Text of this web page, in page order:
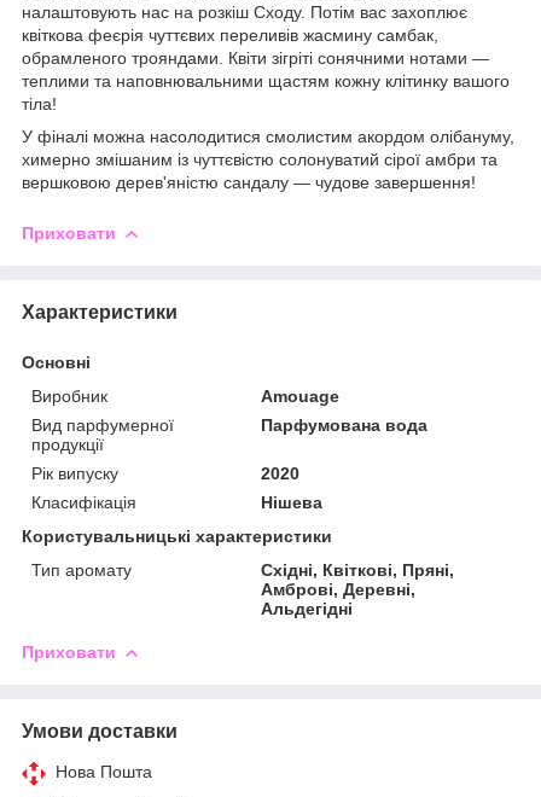
налаштовують нас на розкіш Сходу. Потім вас захоплює
квіткова феєрія чуттєвих переливів жасмину самбак,
обрамленого трояндами. Квіти зігріті сонячними нотами —
теплими та наповнювальними щастям кожну клітинку вашого
тіла!
У фіналі можна насолодитися смолистим акордом олібануму,
химерно змішаним із чуттєвістю солонуватий сірої амбри та
вершковою дерев'яністю сандалу — чудове завершення!
Приховати
Характеристики
Основні
Виробник
Amouage
Вид парфумерної
продукції
Парфумована вода
Рік випуску
2020
Класифікація
Нішева
Користувальницькі характеристики
Тип аромату
Східні, Квіткові, Пряні,
Амброві, Деревні,
Альдегідні
Приховати
Умови доставки
Нова Пошта